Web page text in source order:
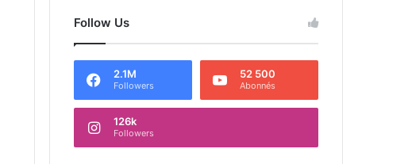
Follow Us
2.1M
Followers
52 500
Abonnés
126k
Followers